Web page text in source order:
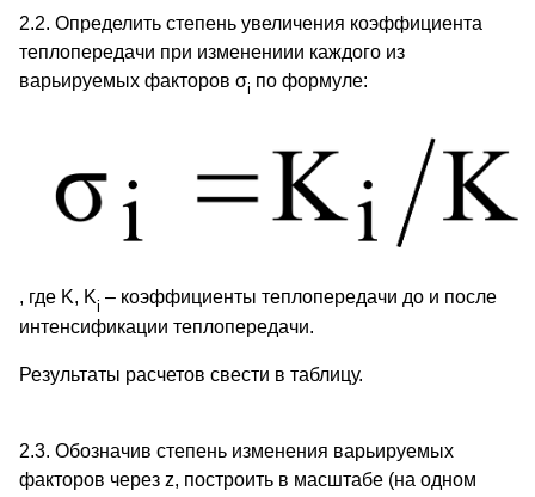
2.2. Определить степень увеличения коэффициента
теплопередачи при изменениии каждого из
варьируемых факторов σi по формуле:
, где K, Ki – коэффициенты теплопередачи до и после
интенсификации теплопередачи.
Результаты расчетов свести в таблицу.
2.3. Обозначив степень изменения варьируемых
факторов через z, построить в масштабе (на одном